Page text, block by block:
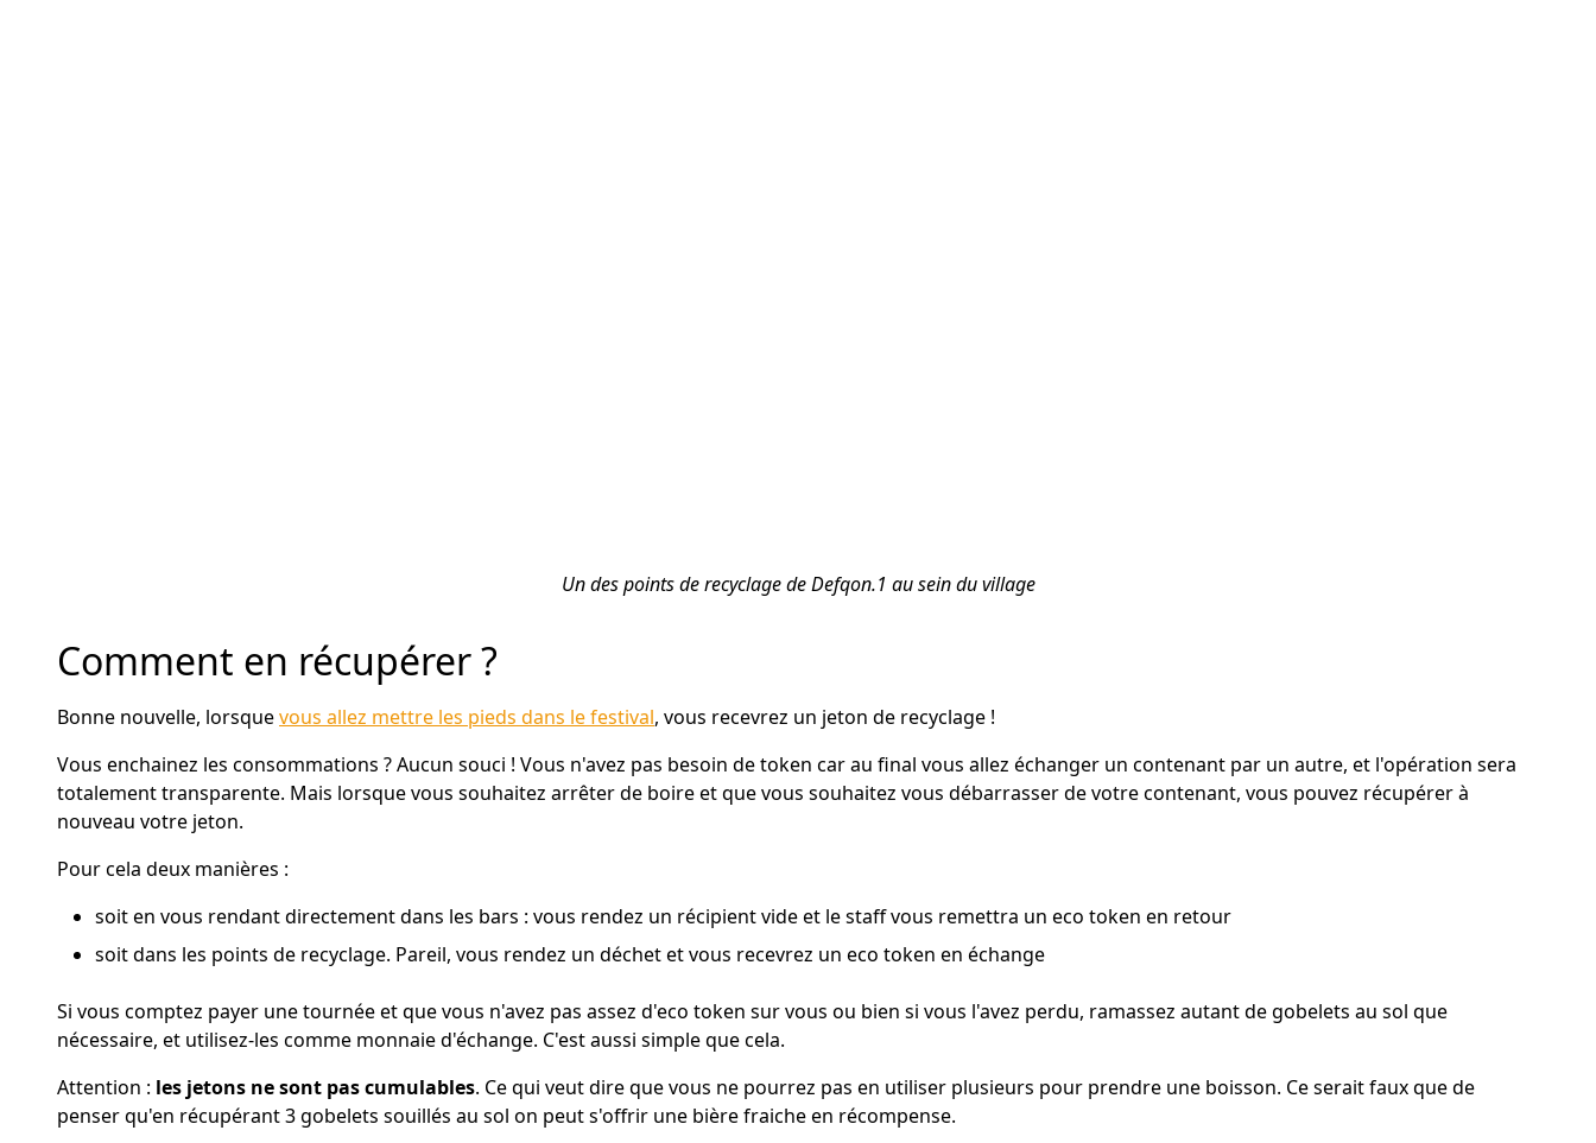
Un des points de recyclage de Defqon.1 au sein du village
Comment en récupérer ?
Bonne nouvelle, lorsquevous allez mettre les pieds dans le festival, vous recevrez un jeton de recyclage !
Vous enchainez les consommations ? Aucun souci ! Vous n'avez pas besoin de token car au final vous allez échanger un contenant par un autre, et l'opération sera
totalement transparente. Mais lorsque vous souhaitez arrêter de boire et que vous souhaitez vous débarrasser de votre contenant, vous pouvez récupérer à
nouveau votre jeton.
Pour cela deux manières :
soit en vous rendant directement dans les bars : vous rendez un récipient vide et le staff vous remettra un eco token en retour
soit dans les points de recyclage. Pareil, vous rendez un déchet et vous recevrez un eco token en échange
Si vous comptez payer une tournée et que vous n'avez pas assez d'eco token sur vous ou bien si vous l'avez perdu, ramassez autant de gobelets au sol que
nécessaire, et utilisez-les comme monnaie d'échange. C'est aussi simple que cela.
Attention : les jetons ne sont pas cumulables. Ce qui veut dire que vous ne pourrez pas en utiliser plusieurs pour prendre une boisson. Ce serait faux que de
penser qu'en récupérant 3 gobelets souillés au sol on peut s'offrir une bière fraiche en récompense.